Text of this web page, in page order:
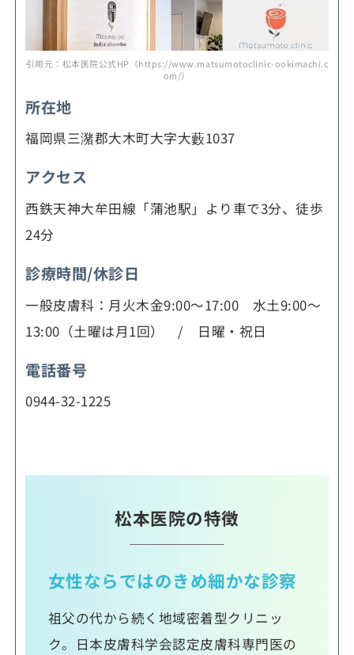
引用元：松本医院公式HP（https://www.matsumotoclinic-ookimachi.c
om/）
所在地
福岡県三潴郡大木町大字大藪1037
アクセス
西鉄天神大牟田線「蒲池駅」より車で3分、徒歩
24分
診療時間/休診日
一般皮膚科：月火木金9:00～17:00 水土9:00～
13:00（土曜は月1回） / 日曜・祝日
電話番号
0944-32-1225
松本医院の特徴
女性ならではのきめ細かな診察
祖父の代から続く地域密着型クリニッ
ク。日本皮膚科学会認定皮膚科専門医の